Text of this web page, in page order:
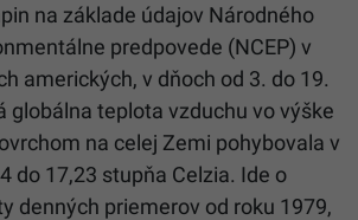
na základe údajov Národného
predpovede (NCEP) v
amerických, v dňoch od 3. do 19.
globálna teplota vzduchu vo výške
na celej Zemi pohybovala v
do 17,23 stupňa Celzia. Ide o
denných priemerov od roku 1979,